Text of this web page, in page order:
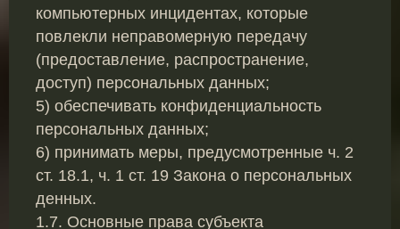
компьютерных инцидентах, которые
повлекли неправомерную передачу
(предоставление, распространение,
доступ) персональных данных;
5) обеспечивать конфиденциальность
персональных данных;
6) принимать меры, предусмотренные ч. 2
ст. 18.1, ч. 1 ст. 19 Закона о персональных
денных.
1.7. Основные права субъекта